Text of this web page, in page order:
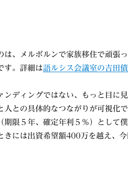
は、メルボルンで家族移住で頑張
す。詳細は語ルシス会議室の吉田
ンディングではない、もっと目に
人との具体的なつながりが可視化
期限５年、確定年利５％）として
きには出資希望額400万を越え、